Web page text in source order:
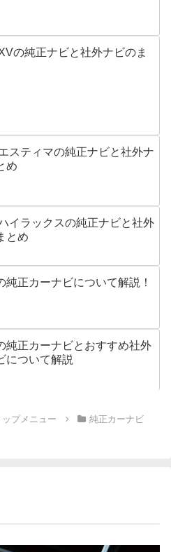
の純正ナビと社外ナビのま
スティマの純正ナビと社外ナ
め
イラックスの純正ナビと社外
とめ
純正カーナビについて解説！
純正カーナビとおすすめ社外
について解説
プメニュー 純正カーナビ